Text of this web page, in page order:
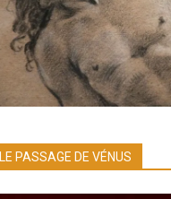
LE PASSAGE DE VÉNUS